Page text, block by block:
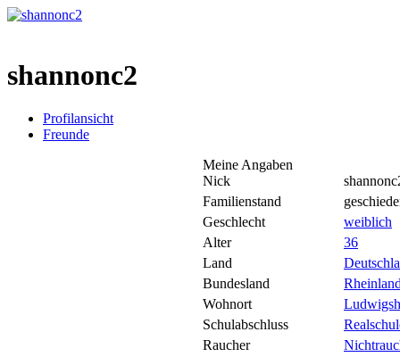
shannonc2
Profilansicht
Freunde
Meine Angaben
Nick
Familienstand
Geschlecht
weiblich
Alter
36
Land
Bundesland
Wohnort
Schulabschluss
Raucher